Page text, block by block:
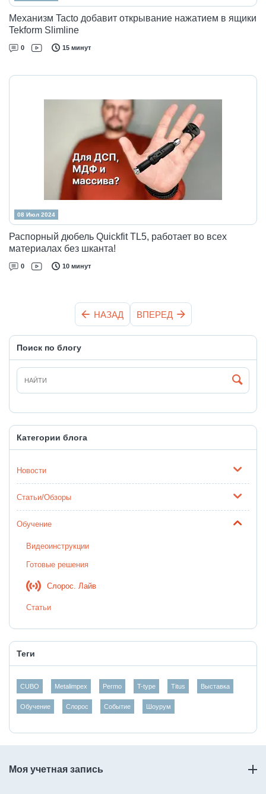
Механизм Tacto добавит открывание нажатием в ящики
Tekform Slimline
0 15 минут
08 Июл 2024
Распорный дюбель Quickfit TL5, работает во всех
материалах без шканта!
0 10 минут
НАЗАД ВПЕРЕД
Поиск по блогу
Категории блога
Новости
Статьи/Обзоры
Обучение
Видеоинструкции
Готовые решения
Слорос. Лайв
Статьи
Теги
CUBO Metalimpex Permo T-type Titus Выставка
Обучение Слорос Событие Шоурум
Моя учетная запись